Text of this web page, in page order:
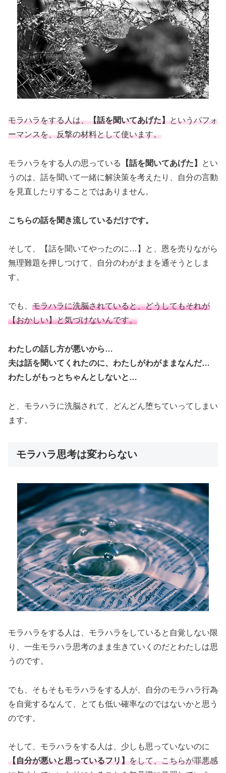
モラハラをする人は、【話を聞いてあげた】というパフォ
ーマンスを、反撃の材料として使います。
モラハラをする人の思っている 【話を聞いてあげた】
とい
うのは、話を聞いて一緒に解決策を考えたり、自分の言動
を見直したりすることではありません。
こちらの話を聞き流しているだけです。
そして、【話を聞いてやったのに…】と、恩を売りながら
無理難題を押しつけて、自分のわがままを通そうとしま
す。
でも、 モラハラに洗脳されていると、どうしてもそれが
【おかしい】と気づけないんです。
わたしの話し方が悪いから…
夫は話を聞いてくれたのに、わたしがわがままなんだ…
わたしがもっとちゃんとしないと…
と、モラハラに洗脳されて、どんどん堕ちていってしまい
ます。
モラハラ思考は変わらない
モラハラをする人は、モラハラをしていると自覚しない限
り、一生モラハラ思考のまま生きていくのだとわたしは思
うのです。
でも、そもそもモラハラをする人が、自分のモラハラ行為
を自覚するなんて、とても低い確率なのではないかと思う
のです。
そして、モラハラをする人は、少しも思っていないのに
【自分が悪いと思っているフリ】をして、こちらが罪悪感